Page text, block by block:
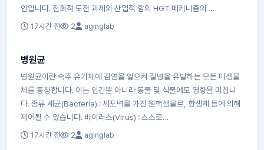
인입니다. 진화적 도전 과제와 산업적 함의 HGT 메커니즘의 …
17시간 전 2 aginglab
병원균
병원균이란 숙주 유기체에 감염을 일으켜 질병을 유발하는 모든 미생물
체를 통칭합니다. 이는 인간뿐 아니라 동물 및 식물에도 영향을 미칩니
다. 종류 세균(Bacteria) : 세포벽을 가진 원핵생물로, 항생제 등에 의해
제어될 수 있습니다. 바이러스(Virus) : 스스로…
17시간 전 2 aginglab